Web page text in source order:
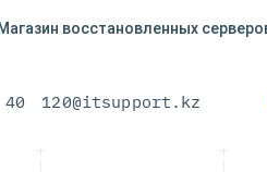
Магазин восстановленных
120@itsupport.kz